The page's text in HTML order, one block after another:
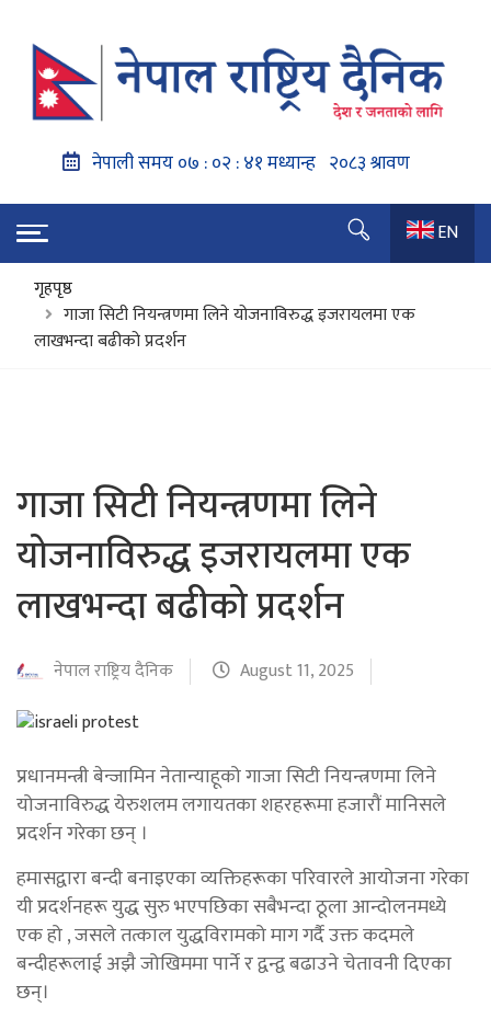
EN
गृहपृष्ठ
गाजा सिटी नियन्त्रणमा लिने योजनाविरुद्ध इजरायलमा एक
लाखभन्दा बढीको प्रदर्शन
गाजा सिटी नियन्त्रणमा लिने
योजनाविरुद्ध इजरायलमा एक
लाखभन्दा बढीको प्रदर्शन
नेपाल राष्ट्रिय दैनिक August 11, 2025
प्रधानमन्त्री बेन्जामिन नेतान्याहूको गाजा सिटी नियन्त्रणमा लिने
योजनाविरुद्ध येरुशलम लगायतका शहरहरूमा हजारौं मानिसले
प्रदर्शन गरेका छन् ।
हमासद्वारा बन्दी बनाइएका व्यक्तिहरूका परिवारले आयोजना गरेका
यी प्रदर्शनहरू युद्ध सुरु भएपछिका सबैभन्दा ठूला आन्दोलनमध्ये
एक हो , जसले तत्काल युद्धविरामको माग गर्दै उक्त कदमले
बन्दीहरूलाई अझै जोखिममा पार्ने र द्वन्द्व बढाउने चेतावनी दिएका
छन्।